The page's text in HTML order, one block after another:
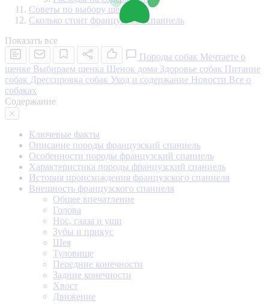
Советы по выбору щенка
Сколько стоит французский спаниель
Показать все
Породы собак Мечтаете о
щенке Выбираем щенка Щенок дома Здоровье собак Питание
собак Дрессировка собак Уход и содержание Новости Все о
собаках
Содержание
Ключевые факты
Описание породы французский спаниель
Особенности породы французский спаниель
Характеристика породы французский спаниель
История происхождения французского спаниеля
Внешность французского спаниеля
Общее впечатление
Голова
Нос, глаза и уши
Зубы и прикус
Шея
Туловище
Передние конечности
Задние конечности
Хвост
Движение